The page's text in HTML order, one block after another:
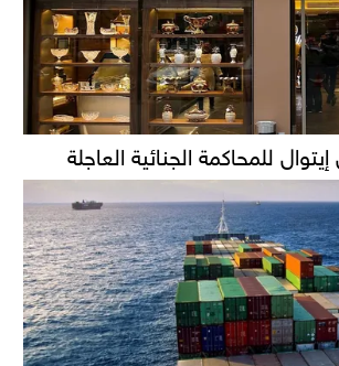
للمحاكمة الجنائية العاجلة